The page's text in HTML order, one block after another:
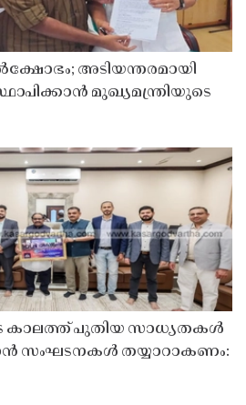
അടിയന്തരമായി
മുഖ്യമന്ത്രിയുടെ
കാലത്ത് പുതിയ സാധ്യതകൾ
സംഘടനകൾ തയ്യാറാകണം: